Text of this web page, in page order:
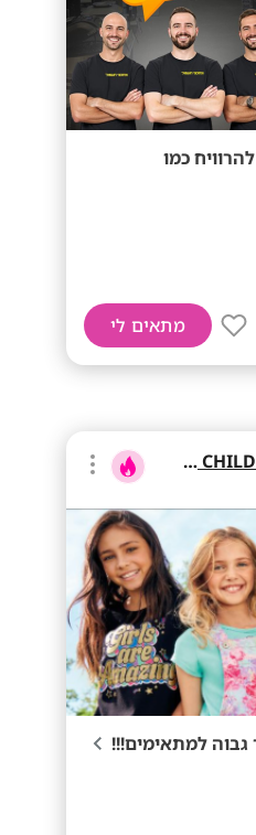
כמו
מתאים לי
THE CHILDREN'S PLACE
למתאימים!!!